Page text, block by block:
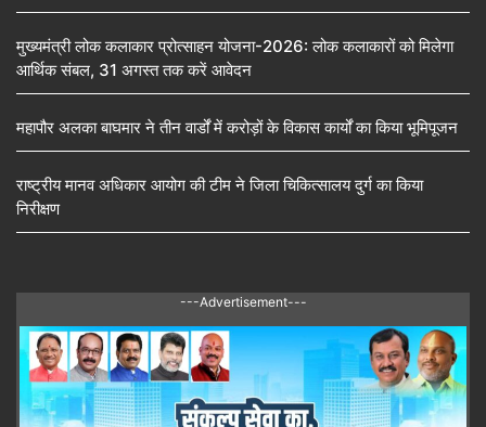
मुख्यमंत्री लोक कलाकार प्रोत्साहन योजना-2026: लोक कलाकारों को मिलेगा
आर्थिक संबल, 31 अगस्त तक करें आवेदन
महापौर अलका बाघमार ने तीन वार्डों में करोड़ों के विकास कार्यों का किया भूमिपूजन
राष्ट्रीय मानव अधिकार आयोग की टीम ने जिला चिकित्सालय दुर्ग का किया
निरीक्षण
---Advertisement---